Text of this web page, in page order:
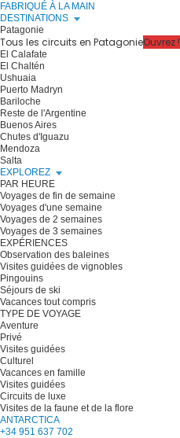
FABRIQUÉ À LA MAIN
DESTINATIONS
Patagonie
Tous les circuits en PatagonieOuvrez !
El Calafate
El Chaltén
Ushuaia
Puerto Madryn
Bariloche
Reste de l'Argentine
Buenos Aires
Chutes d'Iguazu
Mendoza
Salta
EXPLOREZ
PAR HEURE
Voyages de fin de semaine
Voyages d'une semaine
Voyages de 2 semaines
Voyages de 3 semaines
EXPÉRIENCES
Observation des baleines
Visites guidées de vignobles
Pingouins
Séjours de ski
Vacances tout compris
TYPE DE VOYAGE
Aventure
Privé
Visites guidées
Culturel
Vacances en famille
Visites guidées
Circuits de luxe
Visites de la faune et de la flore
ANTARCTICA
+34 951 637 702